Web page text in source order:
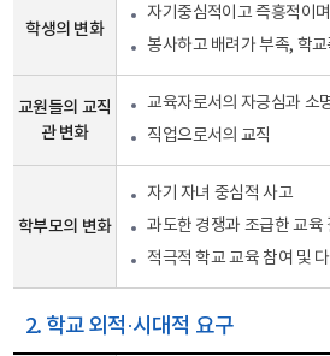
학생의 변화
자기중심적이고 즉흥적이
봉사하고 배려가 부족, 학
교원들의 교직
관 변화
교육자로서의 자긍심과 소
직업으로서의 교직
학부모의 변화
자기 자녀 중심적 사고
과도한 경쟁과 조급한 교육
적극적 학교 교육 참여 및
2. 학교 외적·시대적 요구